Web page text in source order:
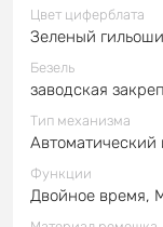
Цвет циферблата
Зеленый
Безель
заводская
Тип механизма
Функции
Двойное время,